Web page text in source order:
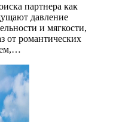
партнера как
давление
и мягкости,
от романтических